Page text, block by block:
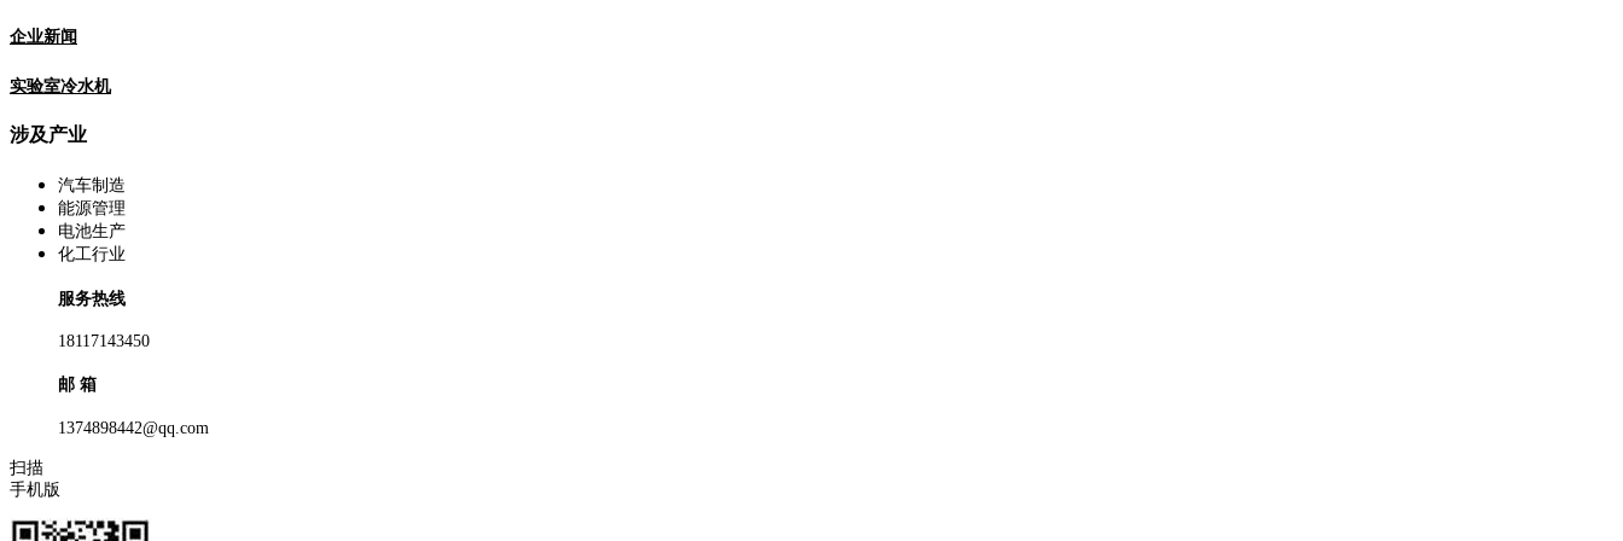
企业新闻
实验室冷水机
涉及产业
汽车制造
能源管理
电池生产
化工行业
服务热线
18117143450
邮 箱
1374898442@qq.com
扫描
手机版